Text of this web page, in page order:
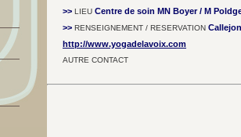
>> LIEU Centre de soin MN Boyer / M
>> RENSEIGNEMENT / RESERVATION Callejon
http://www.yogadelavoix.com
AUTRE CONTACT